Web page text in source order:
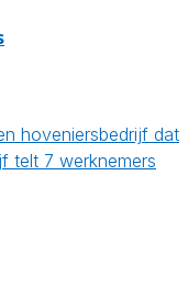
hoveniersbedrijf dat
telt 7 werknemers